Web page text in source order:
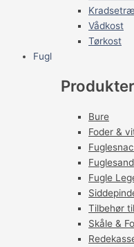
Vådkost
Tørkost
Fugl
Bure
Foder &
Fuglesand
Fugle
Tilbehør
Skåle &